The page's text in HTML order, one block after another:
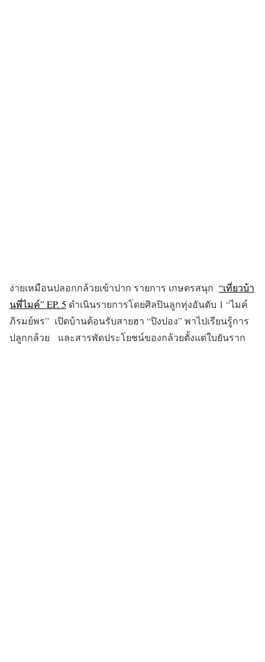
ง่ายเหมือนปลอกกล้วยเข้าปาก รายการ เกษตรสนุก “เที่ยวบ้า
นพี่ไมค์” EP. 5 ดำเนินรายการโดยศิลปินลูกทุ่งอันดับ 1 “ไมค์
ภิรมย์พร” เปิดบ้านต้อนรับสายฮา “ปิงปอง” พาไปเรียนรู้การ
ปลูกกล้วย และสารพัดประโยชน์ของกล้วยตั้งแต่ใบยันราก